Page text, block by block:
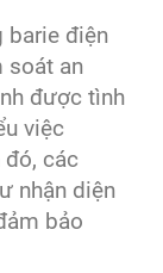
barie điện
soát an
được tình
việc
các
nhận diện
bảo